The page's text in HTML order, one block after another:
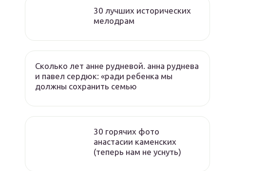
30 лучших исторических
мелодрам
Сколько лет анне рудневой. анна руднева
и павел сердюк: «ради ребенка мы
должны сохранить семью
30 горячих фото
анастасии каменских
(теперь нам не уснуть)